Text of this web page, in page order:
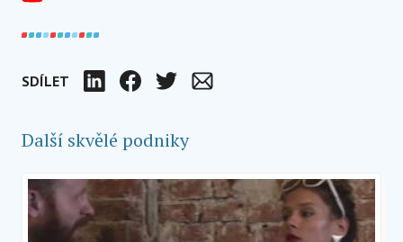
SDÍLET LinkedIn FacebookTwitter
Další skvělé podniky